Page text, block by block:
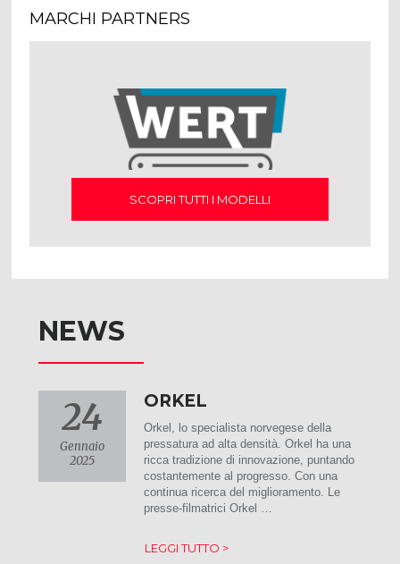
MARCHI PARTNERS
SCOPRI TUTTI I MODELLI
NEWS
24
Gennaio
2025
ORKEL
Orkel, lo specialista norvegese della
pressatura ad alta densità. Orkel ha una
ricca tradizione di innovazione, puntando
costantemente al progresso. Con una
continua ricerca del miglioramento. Le
presse-filmatrici Orkel …
LEGGI TUTTO >